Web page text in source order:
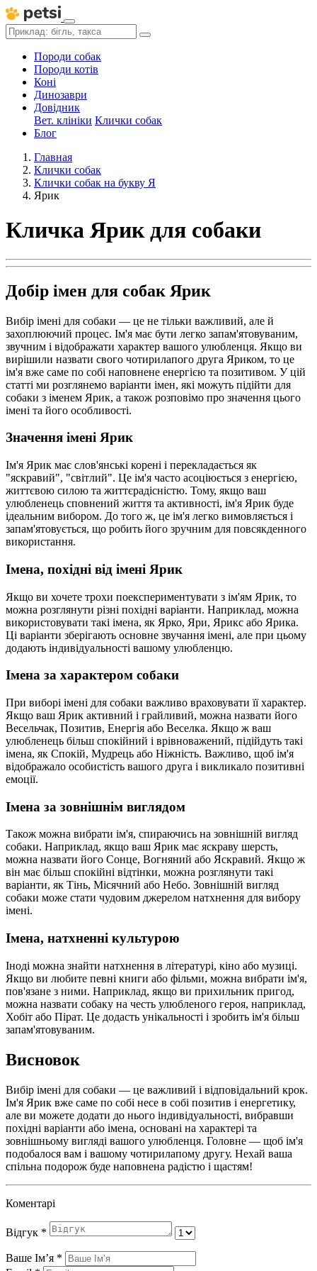
Породи собак
Породи котів
Коні
Динозаври
Довідник
Вет. клініки Клички собак
Блог
Главная
Клички собак
Клички собак на букву Я
Ярик
Кличка Ярик для собаки
Добір імен для собак Ярик
Вибір імені для собаки — це не тільки важливий, але й
захоплюючий процес. Ім'я має бути легко запам'ятовуваним,
звучним і відображати характер вашого улюбленця. Якщо ви
вирішили назвати свого чотирилапого друга Яриком, то це
ім'я вже саме по собі наповнене енергією та позитивом. У цій
статті ми розглянемо варіанти імен, які можуть підійти для
собаки з іменем Ярик, а також розповімо про значення цього
імені та його особливості.
Значення імені Ярик
Ім'я Ярик має слов'янські корені і перекладається як
"яскравий", "світлий". Це ім'я часто асоціюється з енергією,
життєвою силою та життєрадісністю. Тому, якщо ваш
улюбленець сповнений життя та активності, ім'я Ярик буде
ідеальним вибором. До того ж, це ім'я легко вимовляється і
запам'ятовується, що робить його зручним для повсякденного
використання.
Імена, похідні від імені Ярик
Якщо ви хочете трохи поекспериментувати з ім'ям Ярик, то
можна розглянути різні похідні варіанти. Наприклад, можна
використовувати такі імена, як Ярко, Яри, Ярикс або Ярика.
Ці варіанти зберігають основне звучання імені, але при цьому
додають індивідуальності вашому улюбленцю.
Імена за характером собаки
При виборі імені для собаки важливо враховувати її характер.
Якщо ваш Ярик активний і грайливий, можна назвати його
Весельчак, Позитив, Енергія або Веселка. Якщо ж ваш
улюбленець більш спокійний і врівноважений, підійдуть такі
імена, як Спокій, Мудрець або Ніжність. Важливо, щоб ім'я
відображало особистість вашого друга і викликало позитивні
емоції.
Імена за зовнішнім виглядом
Також можна вибрати ім'я, спираючись на зовнішній вигляд
собаки. Наприклад, якщо ваш Ярик має яскраву шерсть,
можна назвати його Сонце, Вогняний або Яскравий. Якщо ж
він має більш спокійні відтінки, можна розглянути такі
варіанти, як Тінь, Місячний або Небо. Зовнішній вигляд
собаки може стати чудовим джерелом натхнення для вибору
імені.
Імена, натхненні культурою
Іноді можна знайти натхнення в літературі, кіно або музиці.
Якщо ви любите певні книги або фільми, можна вибрати ім'я,
пов'язане з ними. Наприклад, якщо ви прихильник пригод,
можна назвати собаку на честь улюбленого героя, наприклад,
Хобіт або Пірат. Це додасть унікальності і зробить ім'я більш
запам'ятовуваним.
Висновок
Вибір імені для собаки — це важливий і відповідальний крок.
Ім'я Ярик вже саме по собі несе в собі позитив і енергетику,
але ви можете додати до нього індивідуальності, вибравши
похідні варіанти або імена, основані на характері та
зовнішньому вигляді вашого улюбленця. Головне — щоб ім'я
подобалося вам і вашому чотирилапому другу. Нехай ваша
спільна подорож буде наповнена радістю і щастям!
Коментарі
Відгук *
Ваше Імʼя *